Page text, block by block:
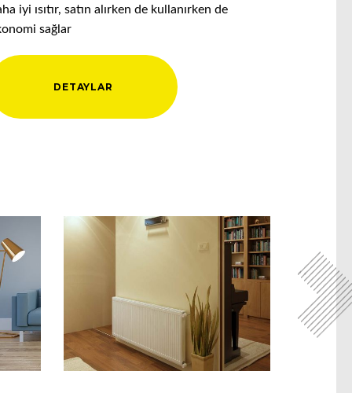
iyi ısıtır, satın alırken de kullanırken de
sağlar
DETAYLAR